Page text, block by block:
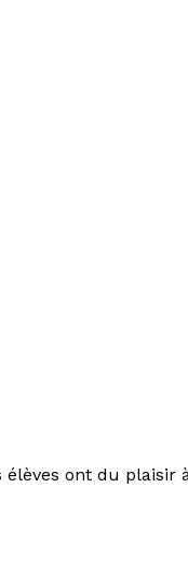
ont du plaisir